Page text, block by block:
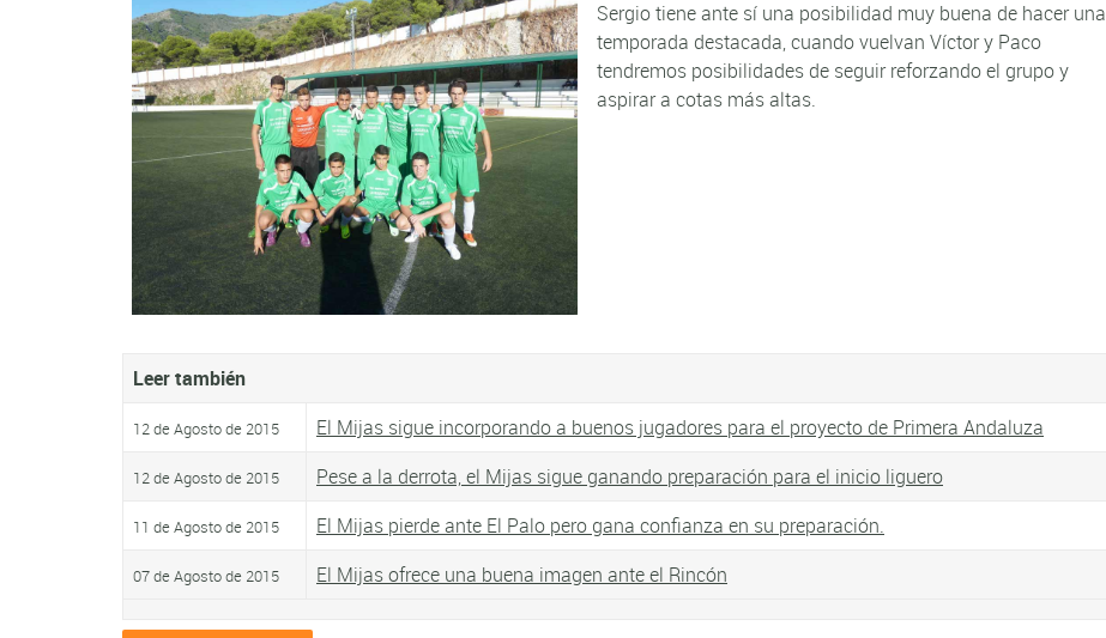
Sergio tiene ante sí una posibilidad muy buena de hacer una
temporada destacada, cuando vuelvan Víctor y Paco
tendremos posibilidades de seguir reforzando el grupo y
aspirar a cotas más altas.
Leer también
12 de Agosto de 2015 El Mijas sigue incorporando a buenos jugadores para el proyecto de Primera Andaluza
12 de Agosto de 2015 Pese a la derrota, el Mijas sigue ganando preparación para el inicio liguero
11 de Agosto de 2015 El Mijas pierde ante El Palo pero gana confianza en su preparación.
07 de Agosto de 2015 El Mijas ofrece una buena imagen ante el Rincón